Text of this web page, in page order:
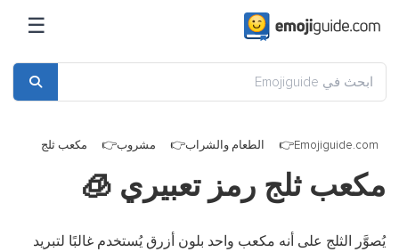
☰
Emojiguide.com الطعام والشراب مشروب مكعب ثلج
مكعب ثلج رمز تعبيري 🧊
يُصوَّر الثلج على أنه مكعب واحد بلون أزرق يُستخدم غالبًا لتبريد